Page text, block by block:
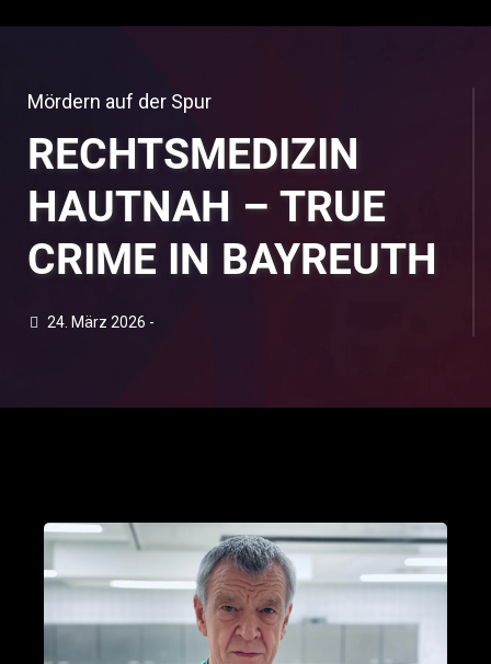
Mördern auf der Spur
RECHTSMEDIZIN
HAUTNAH – TRUE
CRIME IN BAYREUTH
24. März 2026 -